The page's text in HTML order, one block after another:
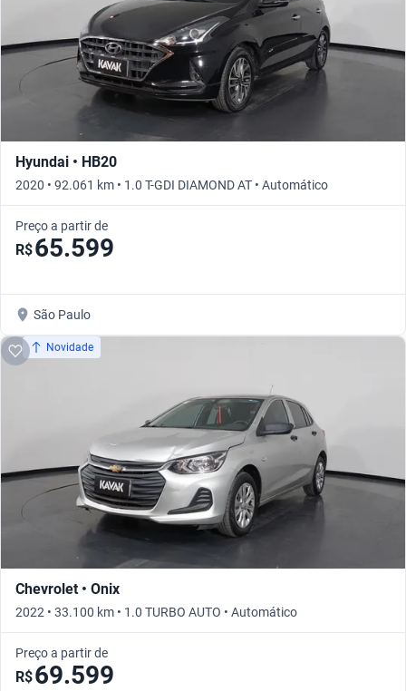
Hyundai • HB20
2020 • 92.061 km • 1.0 T-GDI DIAMOND AT • Automático
Preço a partir de
R$65.599
São Paulo
Novidade
Chevrolet • Onix
2022 • 33.100 km • 1.0 TURBO AUTO • Automático
Preço a partir de
R$69.599